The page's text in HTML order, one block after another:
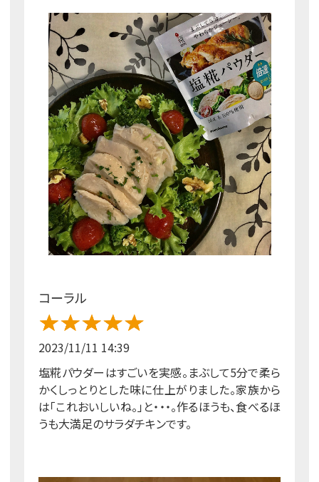
コーラル
2023/11/11 14:39
塩糀パウダーはすごいを実感。まぶして5分で柔ら
かくしっとりとした味に仕上がりました。家族から
は「これおいしいね。」と・・・。作るほうも、食べるほ
うも大満足のサラダチキンです。